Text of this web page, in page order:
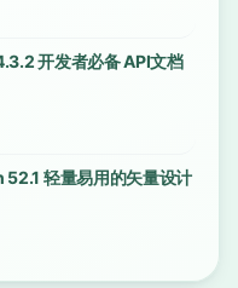
开发者必备 API文档
52.1 轻量易用的矢量设计